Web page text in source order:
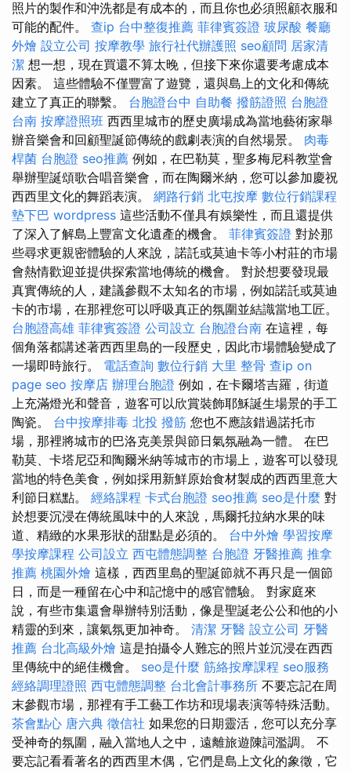
照片的製作和沖洗都是有成本的，而且你也必須照顧衣服和
可能的配件。 查ip 台中整復推薦 菲律賓簽證 玻尿酸 餐廳
外燴 設立公司 按摩教學 旅行社代辦護照 seo顧問 居家清
潔 想一想，現在買還不算太晚，但接下來你還要考慮成本
因素。 這些體驗不僅豐富了遊覽，還與島上的文化和傳統
建立了真正的聯繫。 台胞證台中 自助餐 撥筋證照 台胞證
台南 按摩證照班 西西里城市的歷史廣場成為當地藝術家舉
辦音樂會和回顧聖誕節傳統的戲劇表演的自然場景。 肉毒
桿菌 台胞證 seo推薦 例如，在巴勒莫，聖多梅尼科教堂會
舉辦聖誕頌歌合唱音樂會，而在陶爾米納，您可以參加慶祝
西西里文化的舞蹈表演。 網路行銷 北屯按摩 數位行銷課程
墊下巴 wordpress 這些活動不僅具有娛樂性，而且還提供
了深入了解島上豐富文化遺產的機會。 菲律賓簽證 對於那
些尋求更親密體驗的人來說，諾託或莫迪卡等小村莊的市場
會熱情歡迎並提供探索當地傳統的機會。 對於想要發現最
真實傳統的人，建議參觀不太知名的市場，例如諾託或莫迪
卡的市場，在那裡您可以呼吸真正的氛圍並結識當地工匠。
台胞證高雄 菲律賓簽證 公司設立 台胞證台南 在這裡，每
個角落都講述著西西里島的一段歷史，因此市場體驗變成了
一場即時旅行。 電話查詢 數位行銷 大里 整骨 查ip on
page seo 按摩店 辦理台胞證 例如，在卡爾塔吉羅，街道
上充滿燈光和聲音，遊客可以欣賞裝飾耶穌誕生場景的手工
陶瓷。 台中按摩排毒 北投 撥筋 您也不應該錯過諾托市
場，那裡將城市的巴洛克美景與節日氣氛融為一體。 在巴
勒莫、卡塔尼亞和陶爾米納等城市的市場上，遊客可以發現
當地的特色美食，例如採用新鮮原始食材製成的西西里意大
利節日糕點。 經絡課程 卡式台胞證 seo推薦 seo是什麼 對
於想要沉浸在傳統風味中的人來說，馬爾托拉納水果的味
道、精緻的水果形狀的甜點是必須的。 台中外燴 學習按摩
學按摩課程 公司設立 西屯體態調整 台胞證 牙醫推薦 推拿
推薦 桃園外燴 這樣，西西里島的聖誕節就不再只是一個節
日，而是一種留在心中和記憶中的感官體驗。 對家庭來
說，有些市集還會舉辦特別活動，像是聖誕老公公和他的小
精靈的到來，讓氣氛更加神奇。 清潔 牙醫 設立公司 牙醫
推薦 台北高級外燴 這是拍攝令人難忘的照片並沉浸在西西
里傳統中的絕佳機會。 seo是什麼 筋絡按摩課程 seo服務
經絡調理證照 西屯體態調整 台北會計事務所 不要忘記在周
末參觀市場，那裡有手工藝工作坊和現場表演等特殊活動。
茶會點心 唐六典 徵信社 如果您的日期靈活，您可以充分享
受神奇的氛圍，融入當地人之中，遠離旅遊陳詞濫調。 不
要忘記看看著名的西西里木偶，它們是島上文化的象徵，它